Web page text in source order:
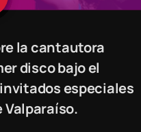
la cantautora
disco bajo el
especiales
Valparaíso.